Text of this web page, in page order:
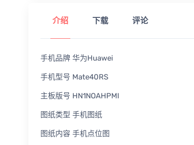
介绍 下载 评论
手机品牌 华为Huawei
手机型号 Mate40RS
主板版号 HN1NOAHPMI
图纸类型 手机图纸
图纸内容 手机点位图